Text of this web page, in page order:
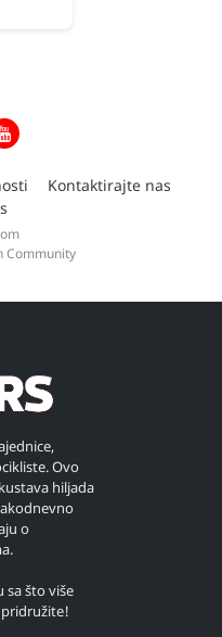
Kontaktirajte nas
Community
Ovo
hiljada
o
sa što više
pridružite!